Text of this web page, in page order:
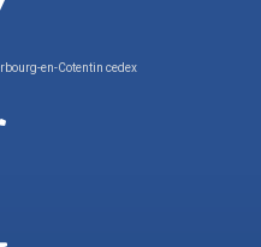
en-Cotentin cedex